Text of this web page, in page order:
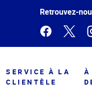
Retrouvez-
SERVICE À LA
CLIENTÈLE
À